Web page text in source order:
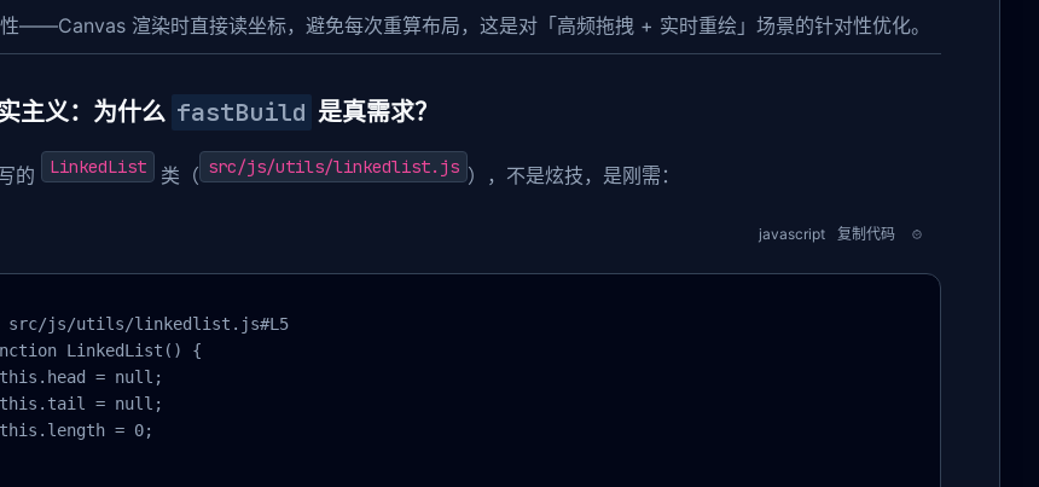
——Canvas 渲染时直接读坐标，避免每次重算布局，这是对「高频拖拽 + 实时重绘」场景的针对性优化。
主义：为什么 fastBuild 是真需求？
的 LinkedList 类（ src/js/utils/linkedlist.js ），不是炫技，是刚需：
javascript 复制代码
js/utils/linkedlist.js#L5
LinkedList() {
= null;
= null;
= 0;